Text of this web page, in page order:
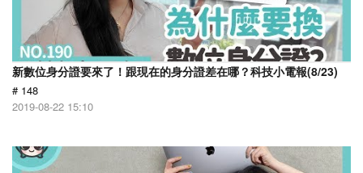
新數位身分證要來了！跟現在的身分證差在哪？科技小電報(8/23)
# 148
2019-08-22 15:10